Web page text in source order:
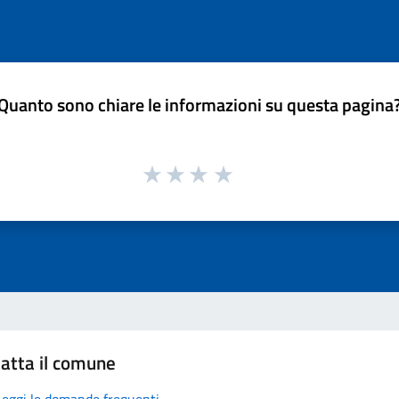
sono chiare le informazioni su questa
il comune